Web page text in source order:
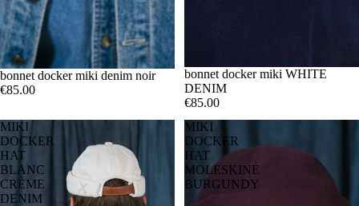
bonnet docker miki denim noir
€85.00
bonnet docker miki WHITE
DENIM
€85.00
MIKI
DOCKER
HAT
BLANC
CRÈME
DENIM
MIKI
DOCKER
HAT
MOLESKINE
BURGUNDY